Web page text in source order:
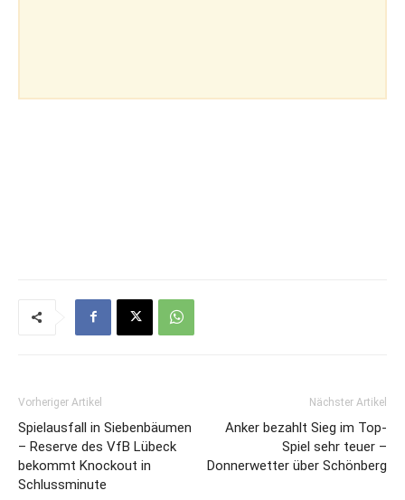
Vorheriger Artikel
Spielausfall in Siebenbäumen
– Reserve des VfB Lübeck
bekommt Knockout in
Schlussminute
Nächster Artikel
Anker bezahlt Sieg im Top-
Spiel sehr teuer –
Donnerwetter über Schönberg